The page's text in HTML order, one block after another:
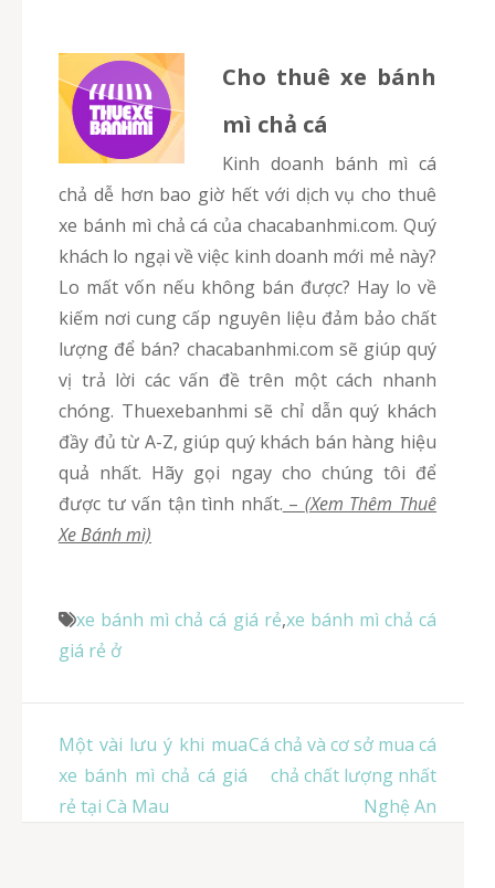
Cho thuê xe bánh
mì chả cá
Kinh doanh bánh mì cá
chả dễ hơn bao giờ hết với dịch vụ cho thuê
xe bánh mì chả cá của chacabanhmi.com. Quý
khách lo ngại về việc kinh doanh mới mẻ này?
Lo mất vốn nếu không bán được? Hay lo về
kiếm nơi cung cấp nguyên liệu đảm bảo chất
lượng để bán? chacabanhmi.com sẽ giúp quý
vị trả lời các vấn đề trên một cách nhanh
chóng. Thuexebanhmi sẽ chỉ dẫn quý khách
đầy đủ từ A-Z, giúp quý khách bán hàng hiệu
quả nhất. Hãy gọi ngay cho chúng tôi để
được tư vấn tận tình nhất. – (Xem Thêm Thuê
Xe Bánh mì)
xe bánh mì chả cá giá rẻ,xe bánh mì chả cá
giá rẻ ở
Điều
hướng
bài
Một vài lưu ý khi mua
xe bánh mì chả cá giá
rẻ tại Cà Mau
Cá chả và cơ sở mua cá
chả chất lượng nhất
Nghệ An